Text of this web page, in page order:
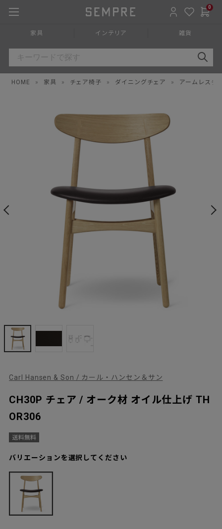
0
家具 インテリア 雑貨
HOME » 家具 » チェア椅子 » ダイニングチェア » アームレスチ
Carl Hansen & Son / カール・ハンセン＆サン
CH30P チェア / オーク材 オイル仕上げ TH
OR306
バリエーションを選択してください